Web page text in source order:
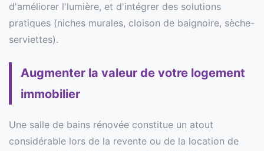
d'améliorer l'lumière, et d'intégrer des solutions
pratiques (niches murales, cloison de baignoire, sèche-
serviettes).
Augmenter la valeur de votre logement
immobilier
Une salle de bains rénovée constitue un atout
considérable lors de la revente ou de la location de